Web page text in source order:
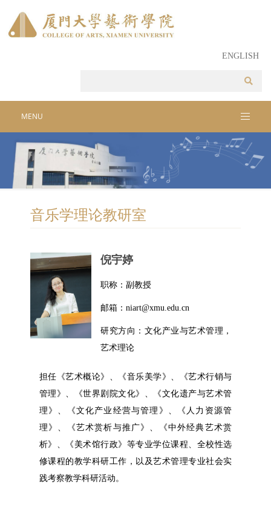
ENGLISH
MENU
音乐学理论教研室
倪宇婷
职称：副教授
邮箱：niart@xmu.edu.cn
研究方向：文化产业与艺术管理，
艺术理论
担任《艺术概论》、《音乐美学》、《艺术行销与
管理》、《世界剧院文化》、《文化遗产与艺术管
理》、《文化产业经营与管理》、《人力资源管
理》、《艺术赏析与推广》、《中外经典艺术赏
析》、《美术馆行政》等专业学位课程、全校性选
修课程的教学科研工作，以及艺术管理专业社会实
践考察教学科研活动。